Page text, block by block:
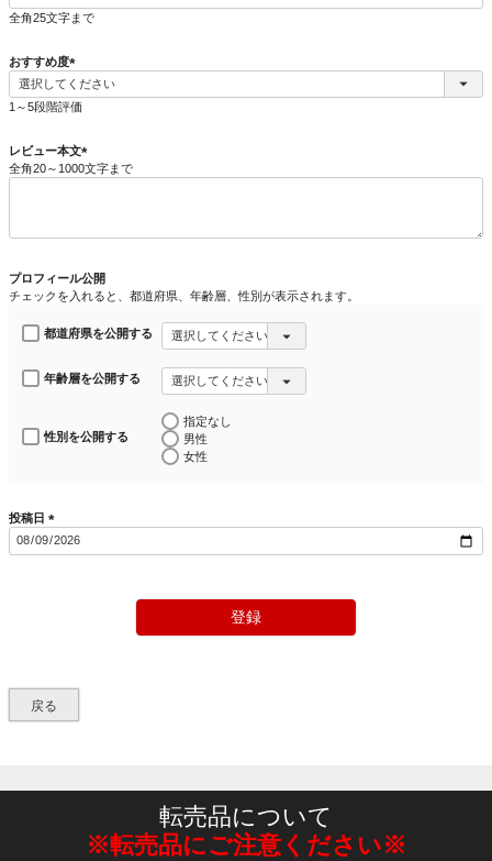
必
全角25文字まで
おすすめ度
(
必
1～5段階評価
レビュー本文
(
全角20～1000文字まで
プロフィール公開
チェックを入れると、都道府県、年齢層、性別が表示されます。
都道府県を公開する
年齢層を公開する
性別を公開する
指定なし
男性
女性
投稿日
(
必
登録
戻る
転売品について
※転売品にご注意ください※